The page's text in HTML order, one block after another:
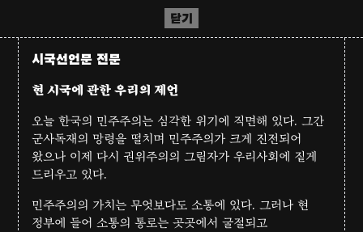
닫기
시국선언문 전문
현 시국에 관한 우리의 제언
오늘 한국의 민주주의는 심각한 위기에 직면해 있다. 그간
군사독재의 망령을 떨치며 민주주의가 크게 진전되어
왔으나 이제 다시 권위주의의 그림자가 우리사회에 짙게
드리우고 있다.
민주주의의 가치는 무엇보다도 소통에 있다. 그러나 현
정부에 들어 소통의 통로는 곳곳에서 굴절되고